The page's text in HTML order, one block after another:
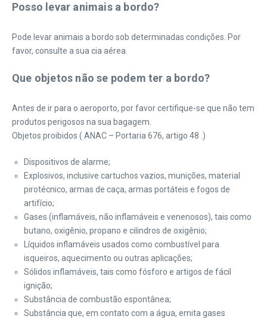
Posso levar animais a bordo?
Pode levar animais a bordo sob determinadas condições. Por
favor, consulte a sua cia aérea.
Que objetos não se podem ter a bordo?
Antes de ir para o aeroporto, por favor certifique-se que não tem
produtos perigosos na sua bagagem.
Objetos proibidos ( ANAC – Portaria 676, artigo 48 .)
Dispositivos de alarme;
Explosivos, inclusive cartuchos vazios, munições, material
pirotécnico, armas de caça, armas portáteis e fogos de
artifício;
Gases (inflamáveis, não inflamáveis e venenosos), tais como
butano, oxigênio, propano e cilindros de oxigênio;
Líquidos inflamáveis usados como combustível para
isqueiros, aquecimento ou outras aplicações;
Sólidos inflamáveis, tais como fósforo e artigos de fácil
ignição;
Substância de combustão espontânea;
Substância que, em contato com a água, emita gases